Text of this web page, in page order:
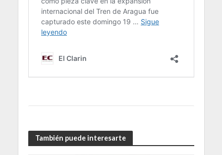
También puede interesarte